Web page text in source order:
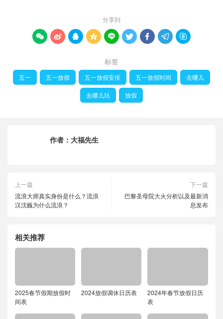
分享到
        
标签
五一 五一放假 五一放假安排 五一放假时间 去哪儿
去哪儿玩 放假
作者： 大福先生
上一篇
流浪大师真实身份是什么？流浪
汉沈巍为什么流浪？
下一篇
巴黎圣母院大火分析以及最新消
息发布
相关推荐
2025春节假期放假时
间表
2024放假调休日历表
2024年春节放假日历
表